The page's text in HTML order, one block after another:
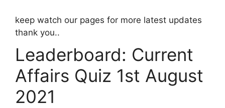
keep watch our pages for more latest updates
thank you..
Leaderboard: Current
Affairs Quiz 1st August
2021